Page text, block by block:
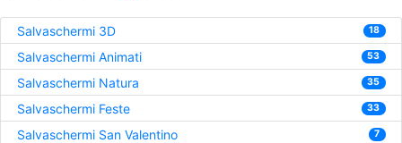
Salvaschermi 3D 18
Salvaschermi Animati 53
Salvaschermi Natura 35
Salvaschermi Feste 33
Salvaschermi San Valentino 7